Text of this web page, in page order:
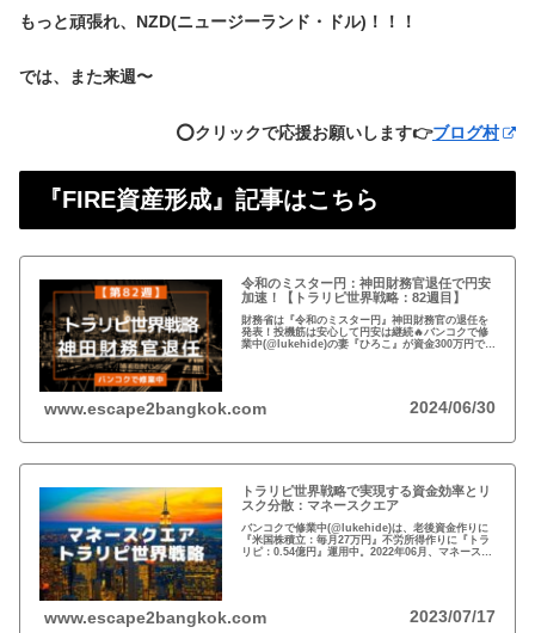
もっと頑張れ、NZD(ニュージーランド・ドル)！！！
では、また来週〜
⭕️クリックで応援お願いします👉ブログ村
『FIRE資産形成』記事はこちら
令和のミスター円：神田財務官退任で円安
加速！【トラリピ世界戦略：82週目】
財務省は『令和のミスター円』神田財務官の退任を
発表！投機筋は安心して円安は継続🔥バンコクで修
業中(@lukehide)の妻『ひろこ』が資金300万円で
www.escape2bangkok.com 2024/06/30
トラリピ世界戦略で実現する資金効率とリ
スク分散：マネースクエア
バンコクで修業中(@lukehide)は、老後資金作りに
『米国株積立：毎月27万円』不労所得作りに『トラ
リピ：0.54億円』運用中。2022年06月、マネースク
www.escape2bangkok.com 2023/07/17